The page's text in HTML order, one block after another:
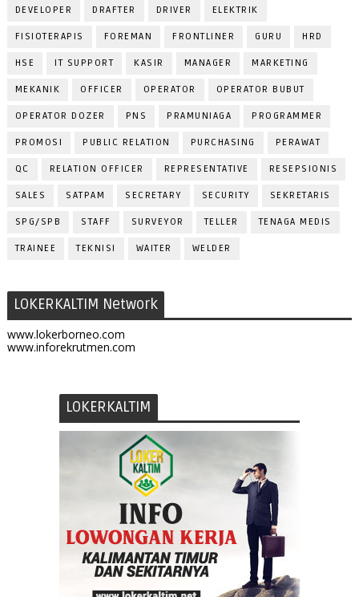
DEVELOPER DRAFTER DRIVER ELEKTRIK
FISIOTERAPIS FOREMAN FRONTLINER GURU HRD
HSE IT SUPPORT KASIR MANAGER MARKETING
MEKANIK OFFICER OPERATOR OPERATOR BUBUT
OPERATOR DOZER PNS PRAMUNIAGA PROGRAMMER
PROMOSI PUBLIC RELATION PURCHASING PERAWAT
QC RELATION OFFICER REPRESENTATIVE RESEPSIONIS
SALES SATPAM SECRETARY SECURITY SEKRETARIS
SPG/SPB STAFF SURVEYOR TELLER TENAGA MEDIS
TRAINEE TEKNISI WAITER WELDER
LOKERKALTIM Network
www.lokerborneo.com
www.inforekrutmen.com
LOKERKALTIM